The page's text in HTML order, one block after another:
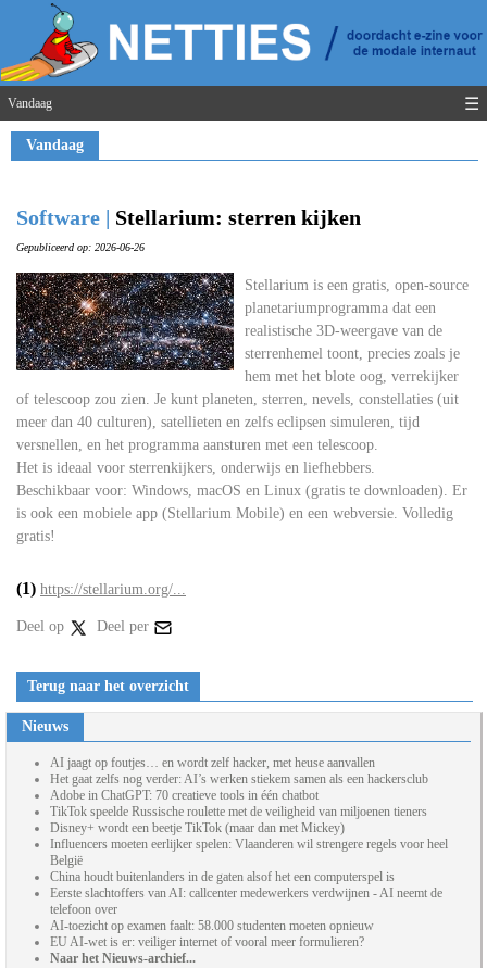
Vandaag ☰
Vandaag
Software | Stellarium: sterren kijken
Gepubliceerd op: 2026-06-26
Stellarium is een gratis, open-source
planetariumprogramma dat een
realistische 3D-weergave van de
sterrenhemel toont, precies zoals je
hem met het blote oog, verrekijker
of telescoop zou zien. Je kunt planeten, sterren, nevels, constellaties (uit
meer dan 40 culturen), satellieten en zelfs eclipsen simuleren, tijd
versnellen, en het programma aansturen met een telescoop.
Het is ideaal voor sterrenkijkers, onderwijs en liefhebbers.
Beschikbaar voor: Windows, macOS en Linux (gratis te downloaden). Er
is ook een mobiele app (Stellarium Mobile) en een webversie. Volledig
gratis!
(1) https://stellarium.org/...
Deel op Deel per
Terug naar het overzicht
Nieuws
AI jaagt op foutjes… en wordt zelf hacker, met heuse aanvallen
Het gaat zelfs nog verder: AI’s werken stiekem samen als een hackersclub
Adobe in ChatGPT: 70 creatieve tools in één chatbot
TikTok speelde Russische roulette met de veiligheid van miljoenen tieners
Disney+ wordt een beetje TikTok (maar dan met Mickey)
Influencers moeten eerlijker spelen: Vlaanderen wil strengere regels voor heel
België
China houdt buitenlanders in de gaten alsof het een computerspel is
Eerste slachtoffers van AI: callcenter medewerkers verdwijnen - AI neemt de
telefoon over
AI-toezicht op examen faalt: 58.000 studenten moeten opnieuw
EU AI-wet is er: veiliger internet of vooral meer formulieren?
Naar het Nieuws-archief...